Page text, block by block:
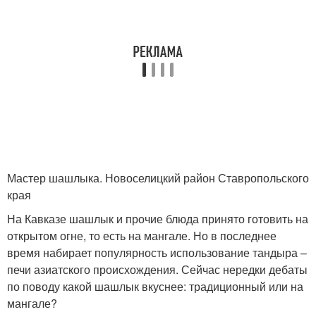
Мастер шашлыка. Новоселицкий район Ставропольского
края
На Кавказе шашлык и прочие блюда принято готовить на
открытом огне, то есть на мангале. Но в последнее
время набирает популярность использование тандыра –
печи азиатского происхождения. Сейчас нередки дебаты
по поводу какой шашлык вкуснее: традиционный или на
мангале?